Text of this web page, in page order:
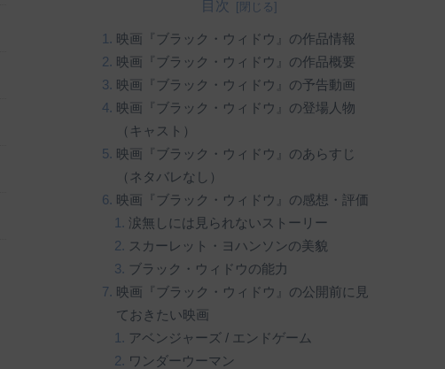
目次
映画『ブラック・ウィドウ』の作品情報
映画『ブラック・ウィドウ』の作品概要
映画『ブラック・ウィドウ』の予告動画
映画『ブラック・ウィドウ』の登場人物
（キャスト）
映画『ブラック・ウィドウ』のあらすじ
（ネタバレなし）
映画『ブラック・ウィドウ』の感想・評価
涙無しには見られないストーリー
スカーレット・ヨハンソンの美貌
ブラック・ウィドウの能力
映画『ブラック・ウィドウ』の公開前に見
ておきたい映画
アベンジャーズ / エンドゲーム
ワンダーウーマン